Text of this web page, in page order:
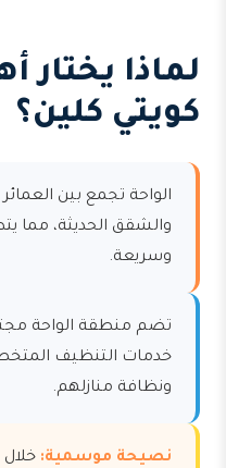
لماذا يختار
كويتي كلين؟
الواحة تجمع بين
والشقق الحديثة، مما
وسريعة.
تضم منطقة الواحة
خدمات التنظيف
ونظافة منازلهم.
نصيحة موسمية: